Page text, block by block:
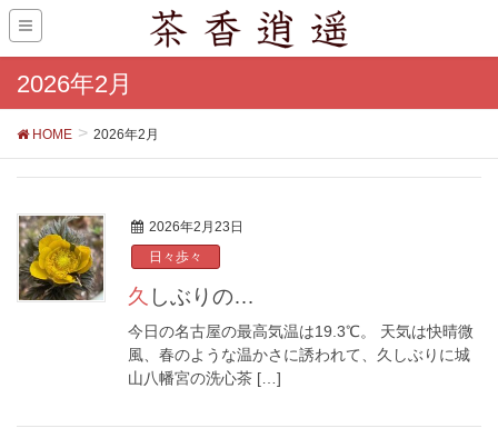
2026年2月
HOME 2026年2月
2026年2月23日
日々歩々
久しぶりの…
今日の名古屋の最高気温は19.3℃。 天気は快晴微
風、春のような温かさに誘われて、久しぶりに城
山八幡宮の洗心茶 […]